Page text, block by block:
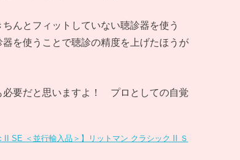
んとフィットしていない聴診器を使う
を使うことで聴診の精度を上げたほうが
必要だと思いますよ！ プロとしての自覚
SE ＜並行輸入品＞】リットマン クラシック II Ｓ